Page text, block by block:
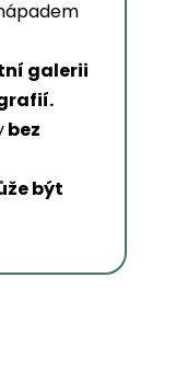
galerii
bez
být